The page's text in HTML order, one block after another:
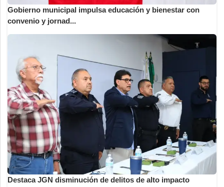
Gobierno municipal impulsa educación y bienestar con
convenio y jornad...
Destaca JGN disminución de delitos de alto impacto